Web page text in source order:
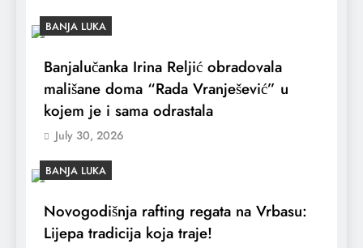
BANJA LUKA
Banjalučanka Irina Reljić obradovala
mališane doma “Rada Vranješević” u
kojem je i sama odrastala
July 30, 2026
BANJA LUKA
Novogodišnja rafting regata na Vrbasu:
Lijepa tradicija koja traje!